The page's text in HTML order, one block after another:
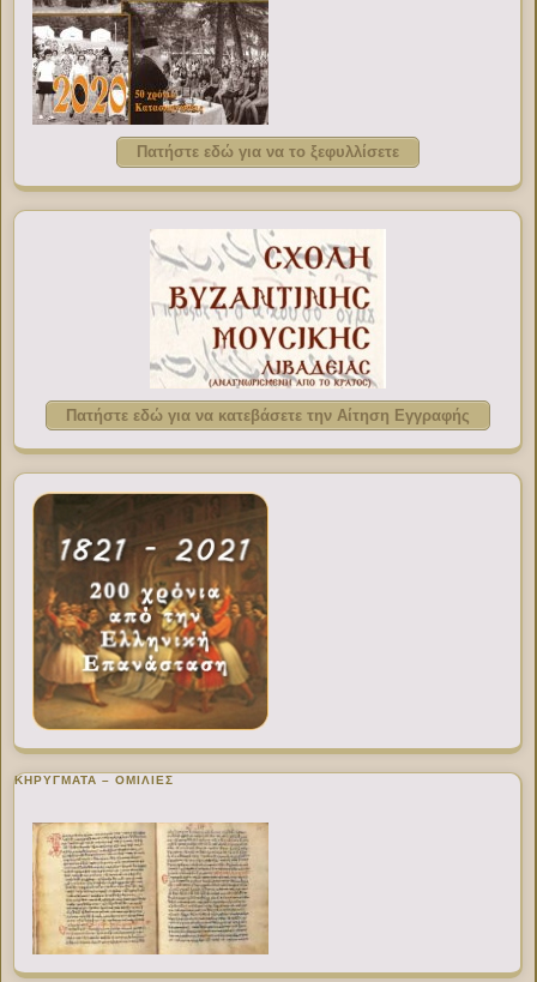
Πατήστε εδώ για να το ξεφυλλίσετε
Πατήστε εδώ για να κατεβάσετε την Αίτηση Εγγραφής
ΚΗΡΥΓΜΑΤΑ – ΟΜΙΛΙΕΣ